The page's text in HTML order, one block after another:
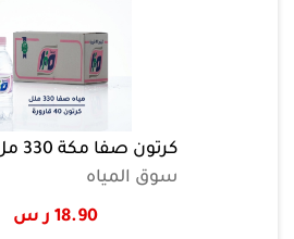
كرتون صفا مكة 330 مل 40 قارورة
سوق المياه
18.90 ر س